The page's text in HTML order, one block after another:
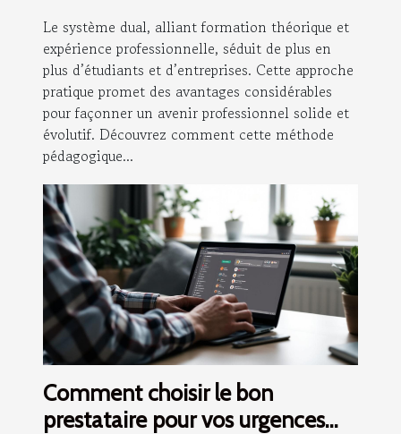
Le système dual, alliant formation théorique et
expérience professionnelle, séduit de plus en
plus d’étudiants et d’entreprises. Cette approche
pratique promet des avantages considérables
pour façonner un avenir professionnel solide et
évolutif. Découvrez comment cette méthode
pédagogique...
Comment choisir le bon
prestataire pour vos urgences